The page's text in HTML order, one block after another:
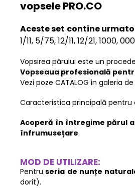
vopsele PRO.CO
Aceste set contine
1/11, 5/75, 12/11, 12/21,
Vopsirea părului este un
Vopseaua profesională
Vezi poze CATALOG in galeria
Caracteristica principală
Acoperă în întregime părul
înfrumusețare.
MOD DE UTILIZARE:
Pentru seria de nunțe
dorit).